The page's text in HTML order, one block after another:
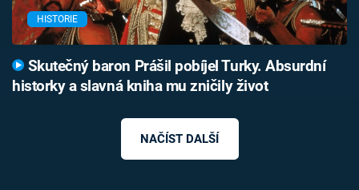
HISTORIE
Skutečný baron Prášil pobíjel Turky. Absurdní
historky a slavná kniha mu zničily život
NAČÍST DALŠÍ